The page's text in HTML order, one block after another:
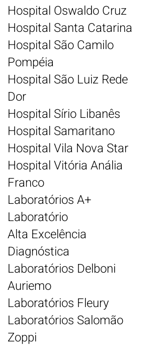
Hospital Oswaldo Cruz
Hospital Santa Catarina
Hospital São Camilo
Pompéia
Hospital São Luiz Rede
Dor
Hospital Sírio Libanês
Hospital Samaritano
Hospital Vila Nova Star
Hospital Vitória Anália
Franco
Laboratórios A+
Laboratório
Alta Excelência
Diagnóstica
Laboratórios Delboni
Auriemo
Laboratórios Fleury
Laboratórios Salomão
Zoppi